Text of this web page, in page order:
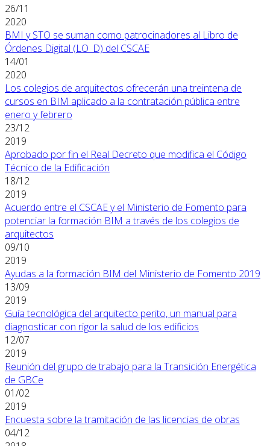
26/11
2020
BMI y STO se suman como patrocinadores al Libro de
Órdenes Digital (LO_D) del CSCAE
14/01
2020
Los colegios de arquitectos ofrecerán una treintena de
cursos en BIM aplicado a la contratación pública entre
enero y febrero
23/12
2019
Aprobado por fin el Real Decreto que modifica el Código
Técnico de la Edificación
18/12
2019
Acuerdo entre el CSCAE y el Ministerio de Fomento para
potenciar la formación BIM a través de los colegios de
arquitectos
09/10
2019
Ayudas a la formación BIM del Ministerio de Fomento 2019
13/09
2019
Guía tecnológica del arquitecto perito, un manual para
diagnosticar con rigor la salud de los edificios
12/07
2019
Reunión del grupo de trabajo para la Transición Energética
de GBCe
01/02
2019
Encuesta sobre la tramitación de las licencias de obras
04/12